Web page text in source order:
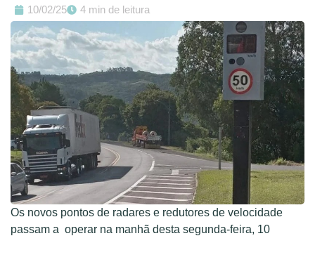
10/02/25 4 min de leitura
Os novos pontos de radares e redutores de velocidade
passam a operar na manhã desta segunda-feira, 10